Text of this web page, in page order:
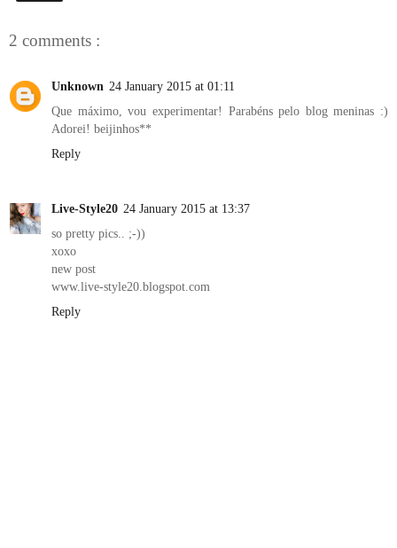
2 comments :
Unknown 24 January 2015 at 01:11
Que máximo, vou experimentar! Parabéns pelo blog meninas :)
Adorei! beijinhos**
Reply
Live-Style20 24 January 2015 at 13:37
so pretty pics.. ;-))
xoxo
new post
www.live-style20.blogspot.com
Reply